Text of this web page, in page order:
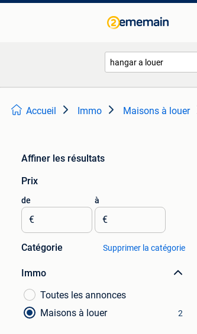
Accueil Immo Maisons à louer
Affiner les résultats
Prix
de
€
à
€
Catégorie Supprimer la catégorie
Immo
Toutes les annonces
Maisons à louer
2